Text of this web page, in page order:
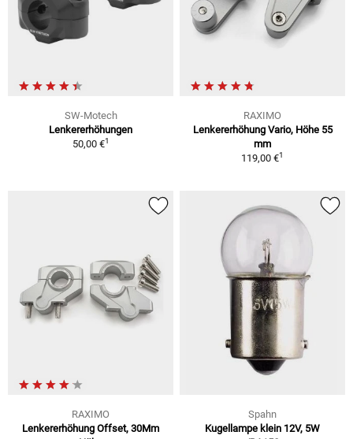
SW-Motech
Lenkererhöhungen
50,00 €1
RAXIMO
Lenkererhöhung Vario, Höhe 55
mm
119,00 €1
RAXIMO
Lenkererhöhung Offset, 30Mm
Spahn
Kugellampe klein 12V, 5W